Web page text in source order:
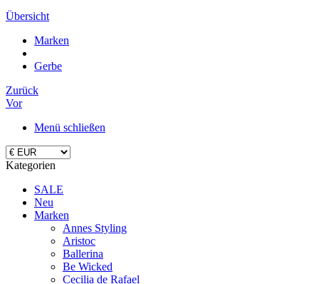
Übersicht
Marken
Gerbe
Zurück
Vor
Menü schließen
Kategorien
SALE
Neu
Marken
Annes Styling
Aristoc
Ballerina
Be Wicked
Cecilia de Rafael